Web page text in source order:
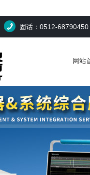
固话：0512-68790450
网站